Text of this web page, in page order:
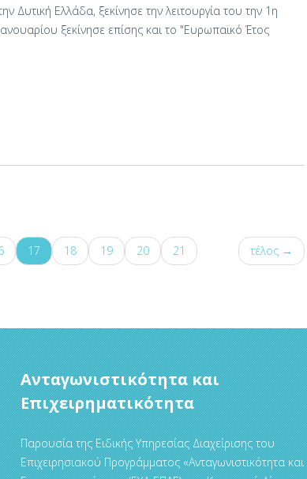
Δυτική Ελλάδα, ξεκίνησε την λειτουργία του την 1η
ξεκίνησε επίσης και το "Ευρωπαϊκό Έτος
17 18 19 20 21 τέλος →
Ανταγωνιστικότητα και
Επιχειρηματικότητα
Παρουσία της Ειδικής Υπηρεσίας Διαχείρισης του
Επιχειρησιακού Προγράμματος «Ανταγωνιστικότητα και